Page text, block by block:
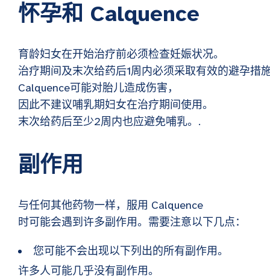
怀孕和 Calquence
育龄妇女在开始治疗前必须检查妊娠状况。
治疗期间及末次给药后1周内必须采取有效的避孕措
Calquence可能对胎儿造成伤害，
因此不建议哺乳期妇女在治疗期间使用。
末次给药后至少2周内也应避免哺乳。.
副作用
与任何其他药物一样，服用 Calquence
时可能会遇到许多副作用。需要注意以下几点：
您可能不会出现以下列出的所有副作用。
许多人可能几乎没有副作用。